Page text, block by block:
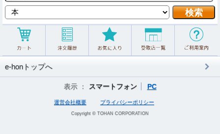
e-honトップへ
表示 ： スマートフォン PC
運営会社概要 プライバシーポリシー
Copyright © TOHAN CORPORATION